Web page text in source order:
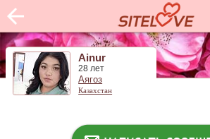
Ainur
28 лет
Аягоз
Казахстан